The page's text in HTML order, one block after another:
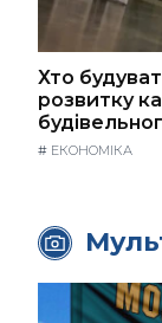
Хто
розвитку
# ЕКОНОМІКА